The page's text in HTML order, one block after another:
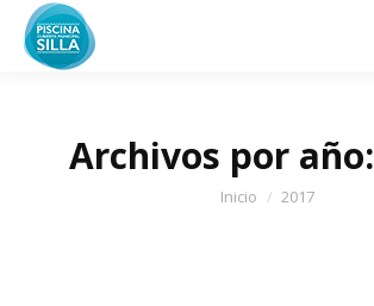
Archivos por año:
Estás aquí:
Inicio 2017